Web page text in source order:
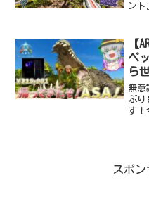
ント
プ
製
【
ペ
ら
無意
ぶり
す！
スポン